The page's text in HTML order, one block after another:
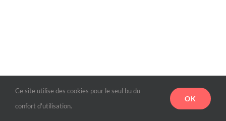
Ce site utilise des cookies pour le seul bu du
confort d'utilisation.
OK